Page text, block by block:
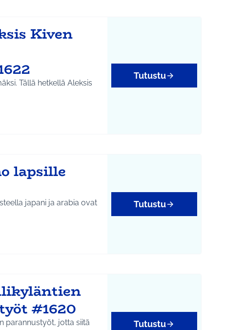
Kiven
Tällä hetkellä Aleksis
Tutustu
lapsille
japani ja arabia ovat
Tutustu
#1620
parannustyöt, jotta siitä
Tutustu